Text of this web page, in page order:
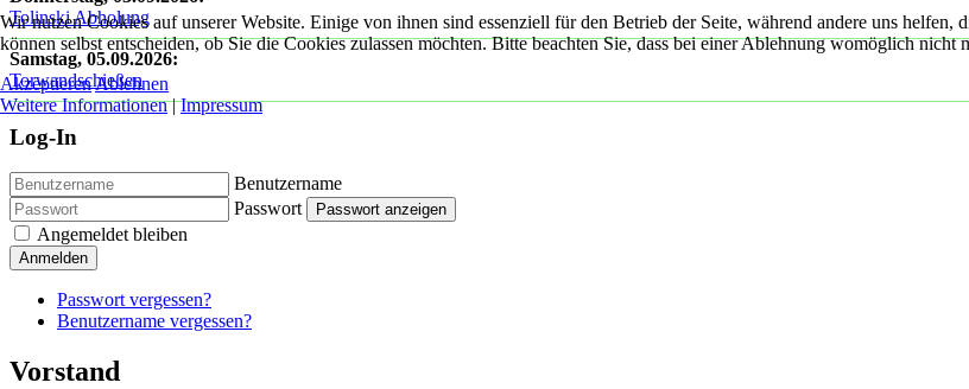
Tolinski Abholung
Samstag, 05.09.2026:
Torwandschießen
Log-In
Benutzername
Passwort
Passwort anzeigen
Angemeldet bleiben
Anmelden
Passwort vergessen?
Benutzername vergessen?
Vorstand
Wir nutzen Cookies auf unserer Website. Einige von ihnen sind essenziell für den Betrieb der Seite, während andere uns
können selbst entscheiden, ob Sie die Cookies zulassen möchten. Bitte beachten Sie, dass bei einer Ablehnung womöglich
AkzeptierenAblehnen
Weitere Informationen|Impressum